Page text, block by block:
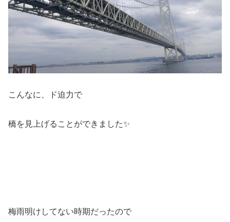
こんなに、ド迫力で
橋を見上げることができました✨
梅雨明けしてない時期だったので